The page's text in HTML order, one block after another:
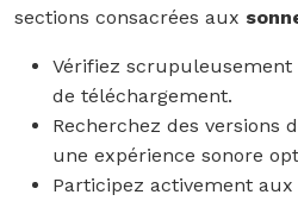
sections consacrées aux
Vérifiez
de téléchargement.
Recherchez des versions
une expérience sonore
Participez activement